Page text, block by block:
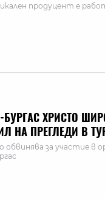
продуцент е
ХРИСТО
НА ПРЕГЛЕДИ В
за участие в